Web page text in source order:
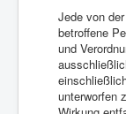
Jede von
betroffene
und
unterworfen